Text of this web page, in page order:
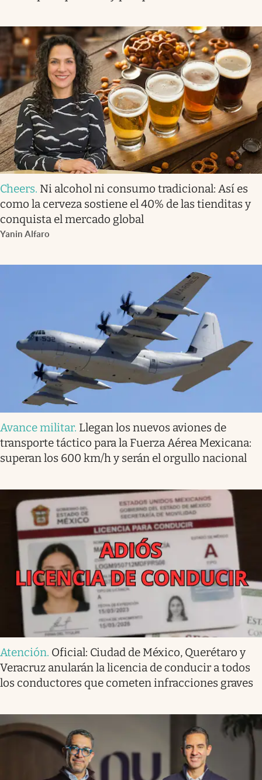
Cheers. Ni alcohol ni consumo tradicional: Así es
como la cerveza sostiene el 40% de las tienditas y
conquista el mercado global
Yanin Alfaro
Avance militar. Llegan los nuevos aviones de
transporte táctico para la Fuerza Aérea Mexicana:
superan los 600 km/h y serán el orgullo nacional
Atención. Oficial: Ciudad de México, Querétaro y
Veracruz anularán la licencia de conducir a todos
los conductores que cometen infracciones graves